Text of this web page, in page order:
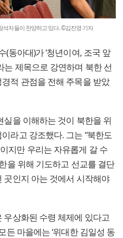
석자들이 찬양하고 있다. ©김진영 기자
(동아대)가 ‘청년이여, 조국 앞
는 제목으로 강연하며 북한 선
적 관점을 전해 주목을 받았
실을 이해하는 것이 북한을 위
라고 강조했다. 그는 “북한도
지만 우리는 자유롭게 갈 수
을 위해 기도하고 선교를 결단
곳인지 아는 것에서 시작해야
우상화된 수령 체제에 있다고
든 마을에는 ‘위대한 김일성 동